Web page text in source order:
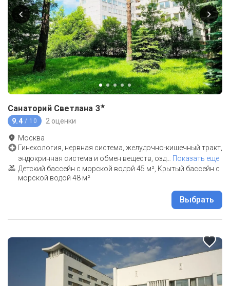
Санаторий Светлана 3★
9.4 / 10 2 оценки
Москва
Гинекология, нервная система, желудочно-кишечный тракт,
эндокринная система и обмен веществ, озд… Показать еще
Детский бассейн с морской водой 45 м², Крытый бассейн с
морской водой 48 м²
Выбрать